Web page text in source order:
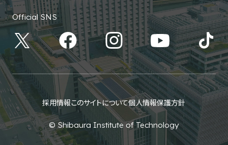
Official SNS
採用情報このサイトについて個人情報保護方針
© Shibaura Institute of Technology